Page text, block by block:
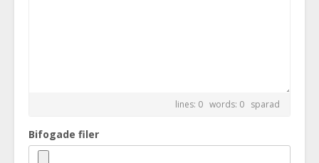
lines: 0 words: 0 sparad
Bifogade filer